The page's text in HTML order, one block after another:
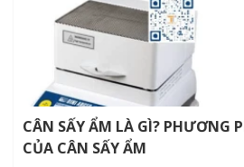
CÂN SẤY ẨM LÀ GÌ? PHƯƠNG
CỦA CÂN SẤY ẨM